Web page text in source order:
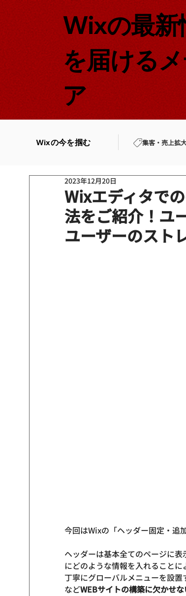
Wixの最新
を届ける
ア
Wixの今を掴む 集客・売上拡
Wixエディタで
法をご紹介！ユ
ユーザーのスト
2023年12月20日
今回はWixの「ヘッダー固定・追
ヘッダーは基本全てのページに
にどのような情報を入れることに
丁寧にグローバルメニューを設
などWEBサイトの構築に欠かせ